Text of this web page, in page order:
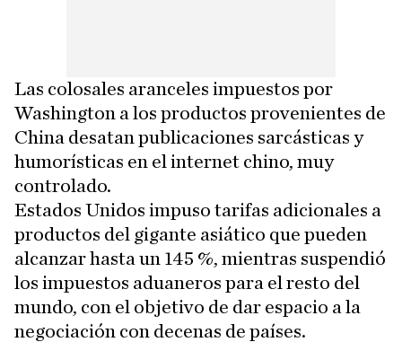
Las colosales aranceles impuestos por
Washington a los productos provenientes de
China desatan publicaciones sarcásticas y
humorísticas en el internet chino, muy
controlado.
Estados Unidos impuso tarifas adicionales a
productos del gigante asiático que pueden
alcanzar hasta un 145 %, mientras suspendió
los impuestos aduaneros para el resto del
mundo, con el objetivo de dar espacio a la
negociación con decenas de países.